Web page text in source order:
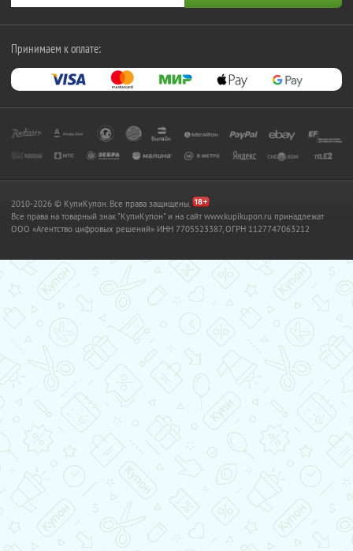
Принимаем к оплате:
2010-2026 © КупиКупон. Все права защищены.
Все права на товарный знак "КупиКупон" и на сайт www.kupikupon.ru принадлежат
OOO «Агентство цифровых решений» ИНН 7705523387, ОГРН 1127747063212